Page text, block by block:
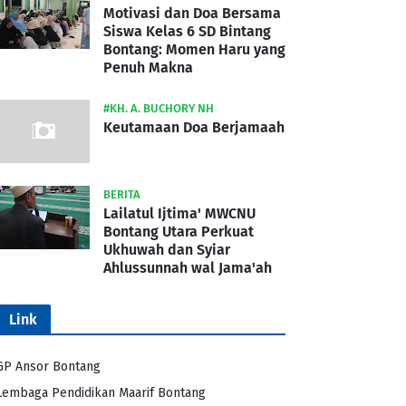
Motivasi dan Doa Bersama
Siswa Kelas 6 SD Bintang
Bontang: Momen Haru yang
Penuh Makna
#KH. A. BUCHORY NH
Keutamaan Doa Berjamaah
BERITA
Lailatul Ijtima' MWCNU
Bontang Utara Perkuat
Ukhuwah dan Syiar
Ahlussunnah wal Jama'ah
Link
Ansor Bontang
Pendidikan Maarif Bontang